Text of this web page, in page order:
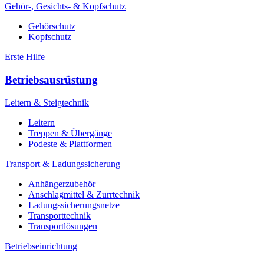
Gehör-, Gesichts- & Kopfschutz
Gehörschutz
Kopfschutz
Erste Hilfe
Betriebsausrüstung
Leitern & Steigtechnik
Leitern
Treppen & Übergänge
Podeste & Plattformen
Transport & Ladungssicherung
Anhängerzubehör
Anschlagmittel & Zurrtechnik
Ladungssicherungsnetze
Transporttechnik
Transportlösungen
Betriebseinrichtung